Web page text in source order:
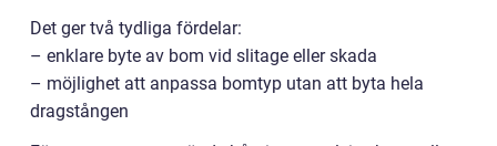
Det ger två tydliga fördelar:
– enklare byte av bom vid slitage eller skada
– möjlighet att anpassa bomtyp utan att byta hela
dragstången